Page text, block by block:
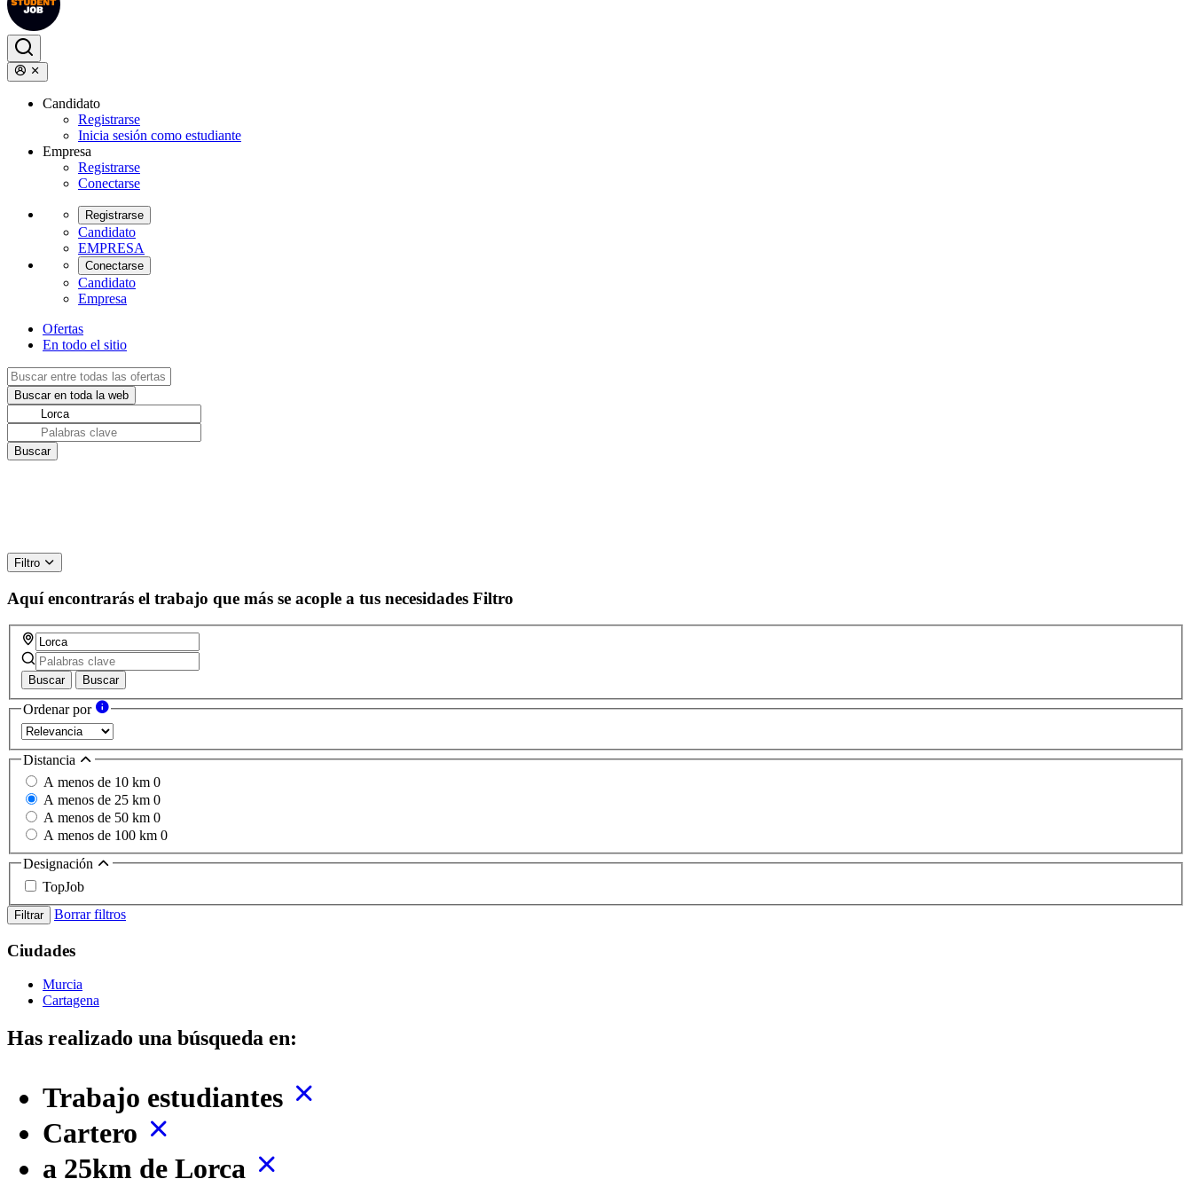
Candidato
Registrarse
Inicia sesión como estudiante
Empresa
Registrarse
Conectarse
Registrarse
Candidato
EMPRESA
Conectarse
Candidato
Empresa
Ofertas
En todo el sitio
Filtro
Aquí encontrarás el trabajo que más se acople a tus necesidades Filtro
Buscar Buscar
Ordenar por
Distancia
A menos de 10 km 0
A menos de 25 km 0
A menos de 50 km 0
A menos de 100 km 0
Designación
TopJob
Filtrar Borrar filtros
Ciudades
Murcia
Cartagena
Has realizado una búsqueda en:
Trabajo estudiantes
Cartero
a 25km de Lorca